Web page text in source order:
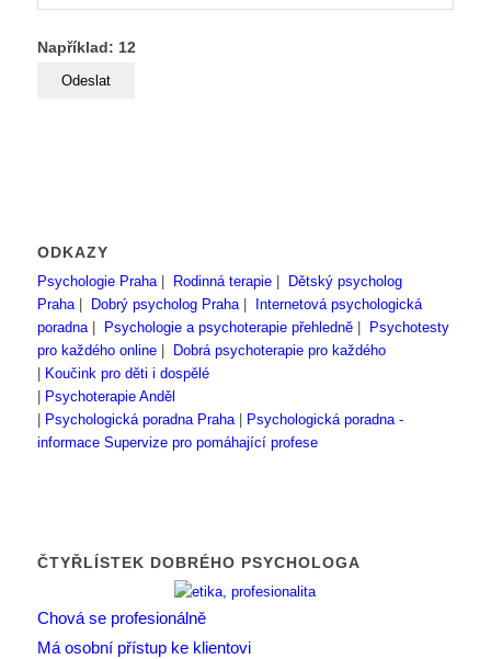
Například: 12
ODKAZY
Psychologie Praha| Rodinná terapie|
Dětský psycholog
Praha| Dobrý psycholog Praha|
Internetová psychologická
poradna| Psychologie a psychoterapie přehledně|
Psychotesty
pro každého online|
Dobrá psychoterapie pro každého
Koučink pro děti i dospělé
Psychoterapie Anděl
Psychologická poradna Praha|
Psychologická poradna -
informace Supervize pro pomáhající profese
ČTYŘLÍSTEK DOBRÉHO PSYCHOLOGA
Chová se profesionálně
Má osobní přístup ke klientovi